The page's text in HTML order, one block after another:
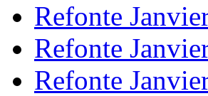
Refonte
Refonte
Refonte